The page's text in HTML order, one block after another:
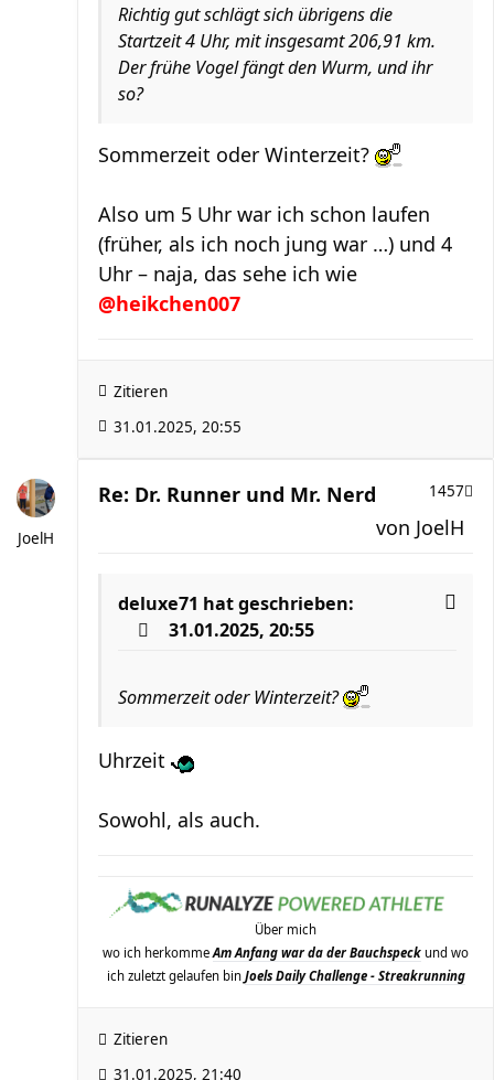
Richtig gut schlägt sich übrigens die
Startzeit 4 Uhr, mit insgesamt 206,91 km.
Der frühe Vogel fängt den Wurm, und ihr
so?
Sommerzeit oder Winterzeit?
Also um 5 Uhr war ich schon laufen
(früher, als ich noch jung war …) und 4
Uhr – naja, das sehe ich wie
@heikchen007
Zitieren
31.01.2025, 20:55
JoelH
Re: Dr. Runner und Mr. Nerd 1457
von JoelH
deluxe71 hat geschrieben:
31.01.2025, 20:55
Sommerzeit oder Winterzeit?
Uhrzeit
Sowohl, als auch.
Über mich
wo ich herkommeAm Anfang war da der Bauchspeck und wo
ich zuletzt gelaufen bin Joels Daily Challenge - Streakrunning
Zitieren
31.01.2025, 21:40